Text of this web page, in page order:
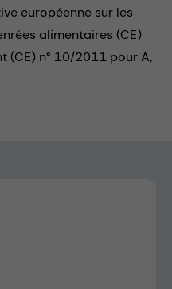
européenne sur les
alimentaires (CE)
(CE) n° 10/2011 pour A,